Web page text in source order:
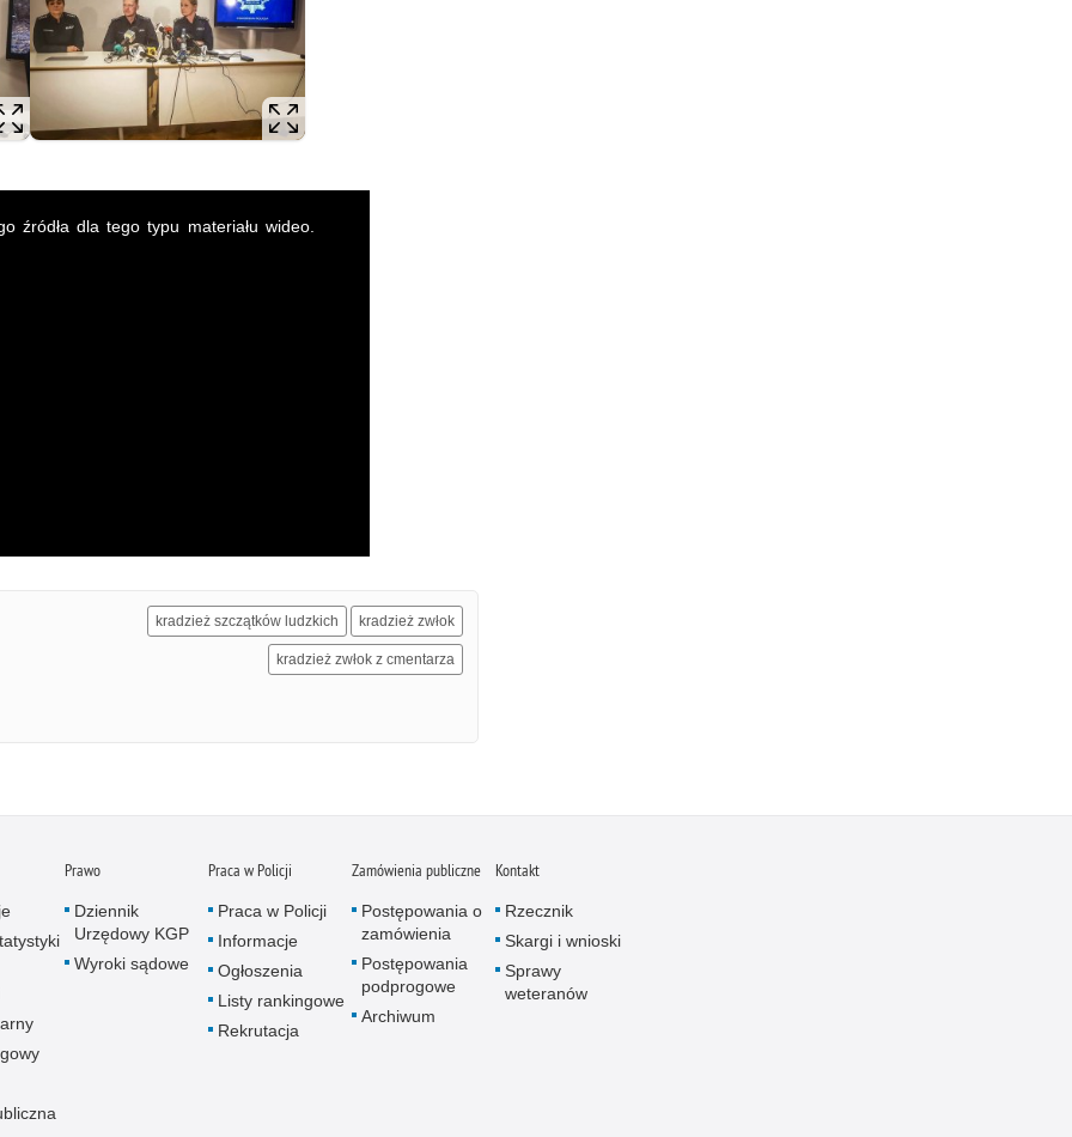
źródła dla tego typu materiału wideo.
kradzież szczątków ludzkich kradzież zwłok
kradzież zwłok z cmentarza
Policja inaczej
Policjant z pasją
Prawo
Dziennik
Urzędowy KGP
Wyroki sądowe
Praca w Policji
Praca w Policji
Informacje
Ogłoszenia
Listy rankingowe
Rekrutacja
Zamówienia publiczne
Postępowania o
zamówienia
Postępowania
podprogowe
Archiwum
Kontakt
Rzecznik
Skargi i wnioski
Sprawy
weteranów